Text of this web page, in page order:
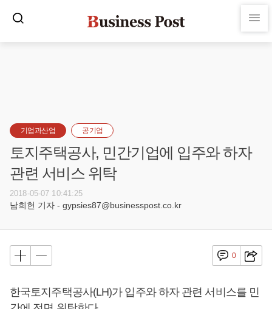
기업과산업 공기업
토지주택공사, 민간기업에 입주와 하자
관련 서비스 위탁
2018-05-07 10:41:25
남희헌 기자 - gypsies87@businesspost.co.kr
0
한국토지주택공사(LH)가 입주와 하자 관련 서비스를 민